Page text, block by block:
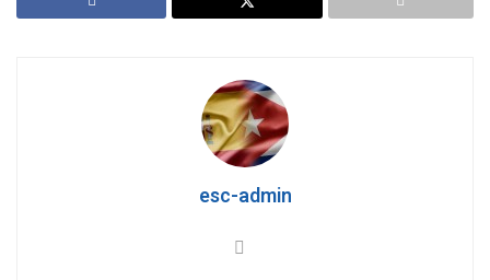
esc-admin